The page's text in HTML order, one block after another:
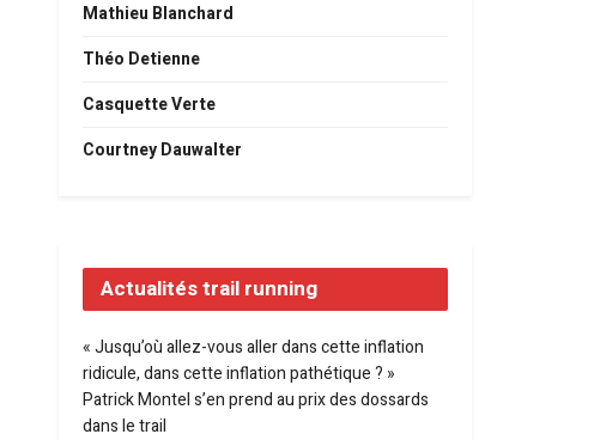
Mathieu Blanchard
Théo Detienne
Casquette Verte
Courtney Dauwalter
Actualités trail running
« Jusqu’où allez-vous aller dans cette inflation
ridicule, dans cette inflation pathétique ? »
Patrick Montel s’en prend au prix des dossards
dans le trail